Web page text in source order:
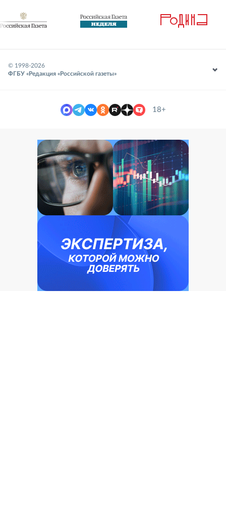
© 1998-2026
ФГБУ «Редакция «Российской газеты»
18+